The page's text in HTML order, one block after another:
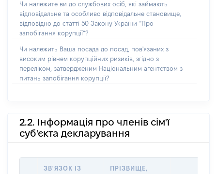
Чи належите ви до службових осіб, які займають
відповідальне та особливо відповідальне становище,
відповідно до статті 50 Закону України “Про
запобігання корупції”?
Чи належить Ваша посада до посад, пов'язаних з
високим рівнем корупційних ризиків, згідно з
переліком, затвердженим Національним агентством з
питань запобігання корупції?
2.2. Інформація про членів сім'ї
суб'єкта декларування
ЗВ'ЯЗОК ІЗ
ПРІЗВИЩЕ,